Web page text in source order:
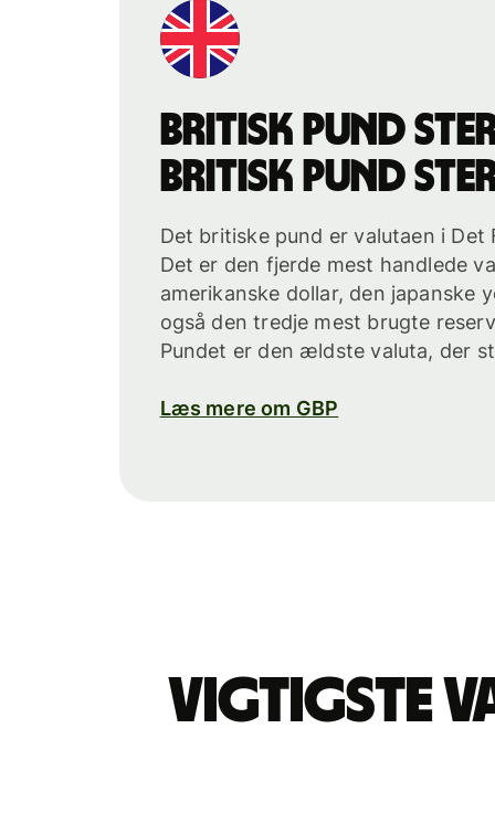
britisk pund
britisk pund
Det britiske pund er valutaen i Det
Det er den fjerde mest handlede
amerikanske dollar, den japanske
også den tredje mest brugte
Pundet er den ældste valuta, der
Læs mere om GBP
Vigtigste